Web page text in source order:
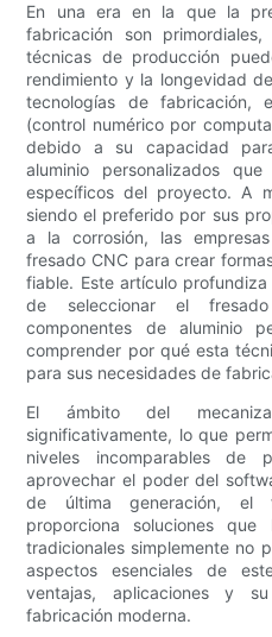
En una era en la que la
fabricación son
técnicas de producción
rendimiento y la longevidad
tecnologías de fabricación,
(control numérico por
debido a su capacidad
aluminio personalizados
específicos del proyecto. A
siendo el preferido por sus
a la corrosión, las
fresado CNC para crear
fiable. Este artículo
de seleccionar el
componentes de aluminio
comprender por qué esta
para sus necesidades de
El ámbito del
significativamente, lo que
niveles incomparables de
aprovechar el poder del
de última generación, el
proporciona soluciones
tradicionales simplemente no
aspectos esenciales de
ventajas, aplicaciones y
fabricación moderna.